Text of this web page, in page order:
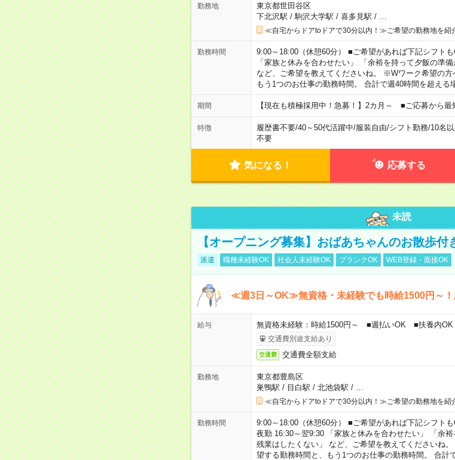
勤務地
東京都世田谷区
下北沢駅 / 駒沢大学駅 / 喜多見駅 /
≪自宅からドアtoドアで30分以内！≫ご希望の勤務地を紹
勤務時間
9:00～18:00（休憩60分） ■ご希望があれば下記シフト
「家族と休みを合わせたい」 「余裕を持って夕飯の準
など、ご希望を教えてくださいね。 ※Wワーク希望の方
もう1つのお仕事の勤務時間。 合計で週40時間を超える
期間 【現在も積極採用中！急募！】2カ月～ ■ご応募から最
特徴 履歴書不要/40～50代活躍中/服装自由/シフト勤務/10名
不要
気になる！ 応募する
未読
【オープニング募集】おばあちゃんのお散歩付
派遣 職種未経験OK 社会人未経験OK ブランクOK WEB登録・面接OK
≪週3日～OK≫無資格・未経験でも時給1500円～！
給与 無資格未経験：時給1500円～ ■週払いOK ■扶養内
交通費別途支給あり
交通費 交通費全額支給
勤務地
東京都豊島区
巣鴨駅 / 目白駅 / 北池袋駅 /
≪自宅からドアtoドアで30分以内！≫ご希望の勤務地を紹
勤務時間
9:00～18:00（休憩60分） ■ご希望があれば下記シフト
夜勤 16:30～翌9:30 「家族と休みを合わせたい」 「余
残業はしたくない」 など、ご希望を教えてくださいね
望する勤務時間と、もう1つのお仕事の勤務時間。 合計